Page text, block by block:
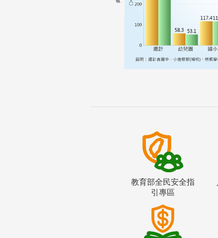
教育部全民安全指
引專區